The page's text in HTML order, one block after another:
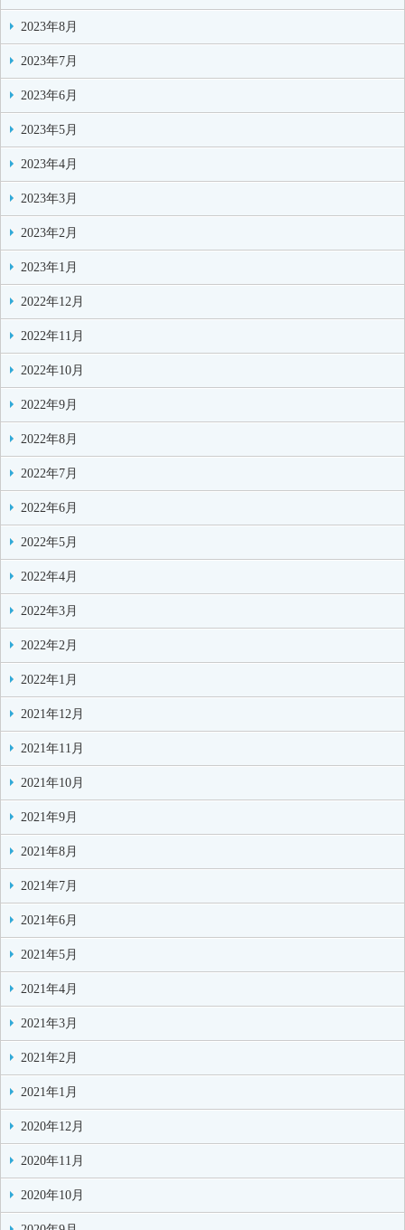
2023年8月
2023年7月
2023年6月
2023年5月
2023年4月
2023年3月
2023年2月
2023年1月
2022年12月
2022年11月
2022年10月
2022年9月
2022年8月
2022年7月
2022年6月
2022年5月
2022年4月
2022年3月
2022年2月
2022年1月
2021年12月
2021年11月
2021年10月
2021年9月
2021年8月
2021年7月
2021年6月
2021年5月
2021年4月
2021年3月
2021年2月
2021年1月
2020年12月
2020年11月
2020年10月